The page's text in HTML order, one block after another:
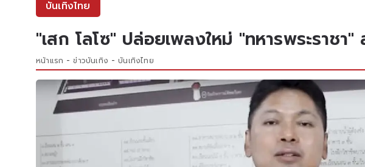
บันเทิงไทย
"เสก โลโซ" ปล่อยเพลงใหม่ "ทหารพระราชา"
หน้าแรก ข่าวบันเทิง บันเทิงไทย